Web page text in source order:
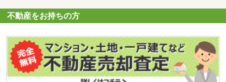
不動産をお持ちの方